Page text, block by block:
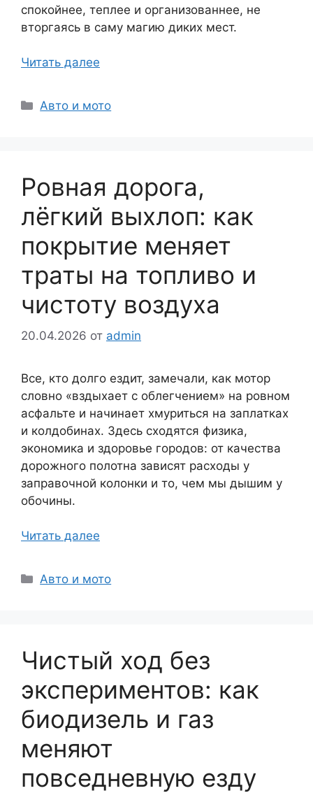
спокойнее, теплее и организованнее, не
вторгаясь в саму магию диких мест.
Читать далее
Рубрики
Авто и мото
Ровная дорога,
лёгкий выхлоп: как
покрытие меняет
траты на топливо и
чистоту воздуха
20.04.2026 от admin
Все, кто долго ездит, замечали, как мотор
словно «вздыхает с облегчением» на ровном
асфальте и начинает хмуриться на заплатках
и колдобинах. Здесь сходятся физика,
экономика и здоровье городов: от качества
дорожного полотна зависят расходы у
заправочной колонки и то, чем мы дышим у
обочины.
Читать далее
Рубрики
Авто и мото
Чистый ход без
экспериментов: как
биодизель и газ
меняют
повседневную езду